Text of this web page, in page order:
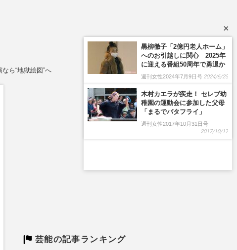
ら“地獄絵図”へ
芸能の記事ランキング
×
黒柳徹子「2億円老人ホーム」
へのお引越しに関心 2025年
に迎える番組50周年で勇退か
週刊女性2024年7月9日号 2024/6/25
木村カエラが疾走！ セレブ幼
稚園の運動会に参加した父母
「まるでバタフライ」
週刊女性2017年10月31日号
2017/10/17